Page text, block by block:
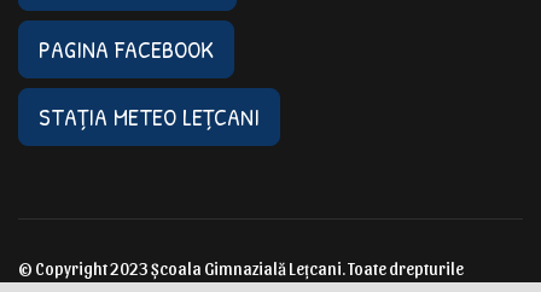
PAGINA FACEBOOK
STAȚIA METEO LEȚCANI
© Copyright 2023 Școala Gimnazială Lețcani. Toate drepturile